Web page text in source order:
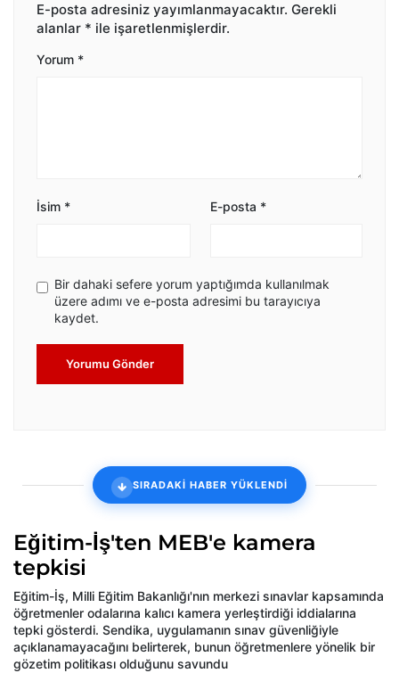
E-posta adresiniz yayımlanmayacaktır. Gerekli
alanlar * ile işaretlenmişlerdir.
Yorum *
İsim * E-posta *
Bir dahaki sefere yorum yaptığımda kullanılmak
üzere adımı ve e-posta adresimi bu tarayıcıya
kaydet.
Yorumu Gönder
SIRADAKİ HABER YÜKLENDİ
Eğitim-İş'ten MEB'e kamera
tepkisi
Eğitim-İş, Milli Eğitim Bakanlığı'nın merkezi sınavlar kapsamında
öğretmenler odalarına kalıcı kamera yerleştirdiği iddialarına
tepki gösterdi. Sendika, uygulamanın sınav güvenliğiyle
açıklanamayacağını belirterek, bunun öğretmenlere yönelik bir
gözetim politikası olduğunu savundu